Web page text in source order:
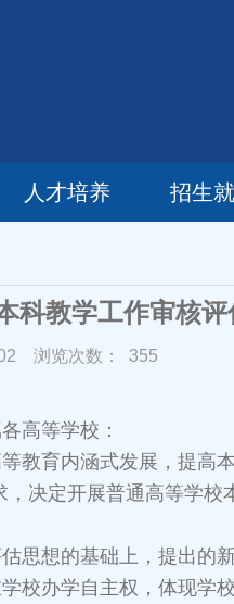
人才培养 招生
科教学工作审核
浏览次数： 355
高等学校：
育内涵式发展，提高
决定开展普通高等学校
想的基础上，提出的
办学自主权，体现学